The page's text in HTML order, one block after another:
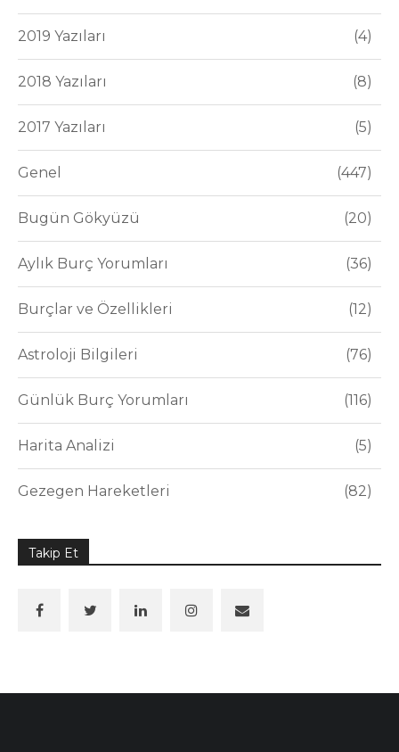
2019 Yazıları 4
2018 Yazıları 8
2017 Yazıları 5
Genel 447
Bugün Gökyüzü 20
Aylık Burç Yorumları 36
Burçlar ve Özellikleri 12
Astroloji Bilgileri 76
Günlük Burç Yorumları 116
Harita Analizi 5
Gezegen Hareketleri 82
Takip Et